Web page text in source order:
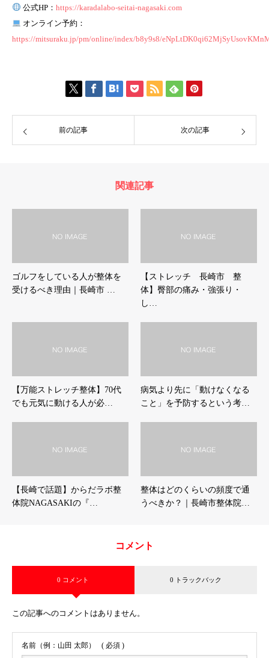
公式HP： https://karadalabo-seitai-nagasaki.com
オンライン予約：
https://mitsuraku.jp/pm/online/index/b8y9s8/
前の記事 次の記事
関連記事
ゴルフをしている人が整体を
受けるべき理由｜長崎市 …
【ストレッチ 長崎市 整
体】臀部の痛み・強張り・
し…
【万能ストレッチ整体】70代
でも元気に動ける人が必…
病気より先に「動けなくなる
こと」を予防するという考…
【長崎で話題】からだラボ整
体院NAGASAKIの『…
整体はどのくらいの頻度で通
うべきか？｜長崎市整体院…
コメント
0 コメント 0 トラックバック
この記事へのコメントはありません。
名前（例：山田 太郎） ( 必須 )